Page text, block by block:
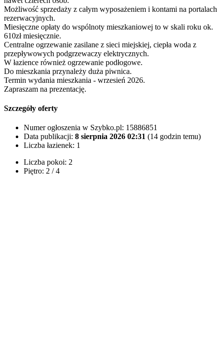
Możliwość sprzedaży z całym wyposażeniem i kontami na portalach
rezerwacyjnych.
Miesięczne opłaty do wspólnoty mieszkaniowej to w skali roku ok.
610zł miesięcznie.
Centralne ogrzewanie zasilane z sieci miejskiej, ciepła woda z
przepływowych podgrzewaczy elektrycznych.
W łazience również ogrzewanie podłogowe.
Do mieszkania przynależy duża piwnica.
Termin wydania mieszkania - wrzesień 2026.
Zapraszam na prezentację.
Szczegóły oferty
Numer ogłoszenia w Szybko.pl: 15886851
Data publikacji: 8 sierpnia 2026 02:31 (14 godzin temu)
Liczba łazienek: 1
Liczba pokoi: 2
Piętro: 2 / 4